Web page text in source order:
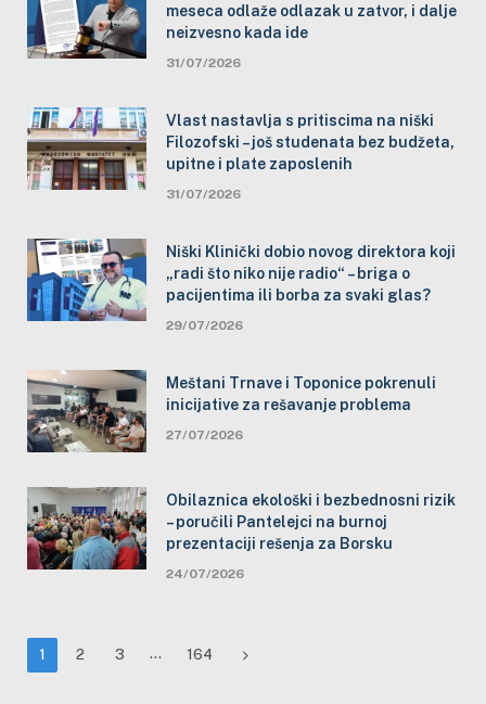
meseca odlaže odlazak u zatvor, i dalje
neizvesno kada ide
31/07/2026
Vlast nastavlja s pritiscima na niški
Filozofski – još studenata bez budžeta,
upitne i plate zaposlenih
31/07/2026
Niški Klinički dobio novog direktora koji
„radi što niko nije radio“ – briga o
pacijentima ili borba za svaki glas?
29/07/2026
Meštani Trnave i Toponice pokrenuli
inicijative za rešavanje problema
27/07/2026
Obilaznica ekološki i bezbednosni rizik
– poručili Pantelejci na burnoj
prezentaciji rešenja za Borsku
24/07/2026
1 2 3 … 164 Next